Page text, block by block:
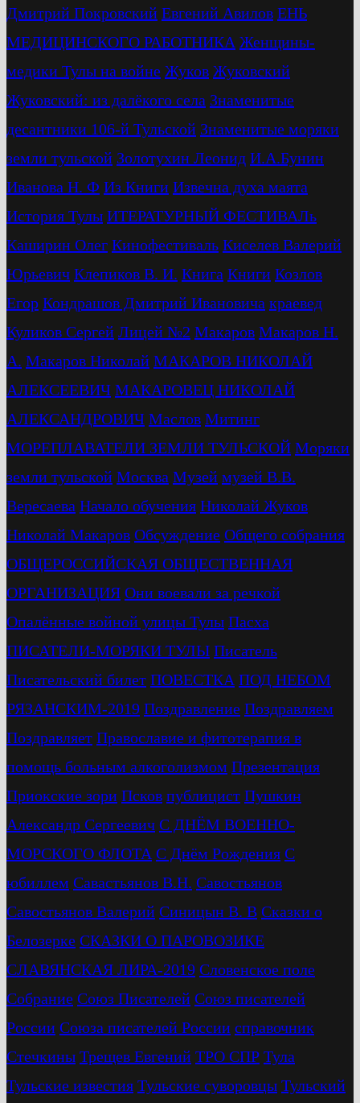
Дмитрий Покровский Евгений Авилов ЕНЬ
МЕДИЦИНСКОГО РАБОТНИКА Женщины-
медики Тулы на войне Жуков Жуковский
Жуковский: из далёкого села Знаменитые
десантники 106-й Тульской Знаменитые моряки
земли тульской Золотухин Леонид И.А.Бунин
Иванова Н. Ф Из Книги Извечна духа маята
История Тулы ИТЕРАТУРНЫЙ ФЕСТИВАЛь
Каширин Олег Кинофестиваль Киселев Валерий
Юрьевич Клепиков В. И. Книга Книги Козлов
Егор Кондрашов Дмитрий Ивановича краевед
Куликов Сергей Лицей №2 Макаров Макаров Н.
А. Макаров Николай МАКАРОВ НИКОЛАЙ
АЛЕКСЕЕВИЧ МАКАРОВЕЦ НИКОЛАЙ
АЛЕКСАНДРОВИЧ Маслов Митинг
МОРЕПЛАВАТЕЛИ ЗЕМЛИ ТУЛЬСКОЙ Моряки
земли тульской Москва Музей музей В.В.
Вересаева Начало обучения Николай Жуков
Николай Макаров Обсуждение Общего собрания
ОБЩЕРОССИЙСКАЯ ОБЩЕСТВЕННАЯ
ОРГАНИЗАЦИЯ Они воевали за речкой
Опалённые войной улицы Тулы Пасха
ПИСАТЕЛИ-МОРЯКИ ТУЛЫ Писатель
Писательский билет ПОВЕСТКА ПОД НЕБОМ
РЯЗАНСКИМ-2019 Поздравление Поздравляем
Поздравляет Православие и фитотерапия в
помощь больным алкоголизмом Презентация
Приокские зори Псков публицист Пушкин
Александр Сергеевич С ДНЁМ ВОЕННО-
МОРСКОГО ФЛОТА С Днём Рождения С
юбиллем Савастьянов В.Н. Савостьянов
Савостьянов Валерий Синицын В. В Сказки о
Белозерке СКАЗКИ О ПАРОВОЗИКЕ
СЛАВЯНСКАЯ ЛИРА-2019 Словенское поле
Собрание Союз Писателей Союз писателей
России Союза писателей России справочник
Стечкины Трещев Евгений ТРО СПР Тула
Тульские известия Тульские суворовцы Тульский